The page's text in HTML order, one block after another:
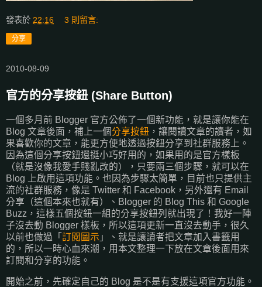
發表於 22:16 3 則留言:
分享
2010-08-09
官方的分享按鈕 (Share Button)
一個多月前 Blogger 官方公佈了一個新功能，就是讓你能在
Blog 文章後面，補上一個分享按鈕 ，讓閱讀文章的讀者，如
果喜歡你的文章，能更方便地透過按鈕分享到社群服務上。
因為這個分享按鈕還挺小巧好用的，如果用的是官方樣板
（就是沒像我愛手賤亂改的），只要兩三個步驟，就可以在
Blog 上啟用這項功能。也因為步驟太簡單，目前也只提供主
流的社群服務，像是 Twitter 和 Facebook，另外還有 Email
分享（這個本來也就有）、Blogger 的 Blog This 和 Google
Buzz，這樣五個按鈕一組的分享按鈕列就出現了！我好一陣
子沒去動 Blogger 樣板，所以這項更新一直沒去動手，很久
以前也做過「 訂閱圖示 」、就是讓讀者把文章加入書籤用
的，所以一時心血來潮，用本文整理一下放在文章後面用來
訂閱和分享的功能。
開始之前，先確定自己的 Blog 是不是有支援這項官方功能。